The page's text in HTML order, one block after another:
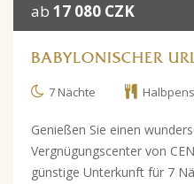
ab 17 080 CZK
BABYLONISCHER
7 Nächte
Genießen Sie einen
Vergnügungscenter von
günstige Unterkunft für 7